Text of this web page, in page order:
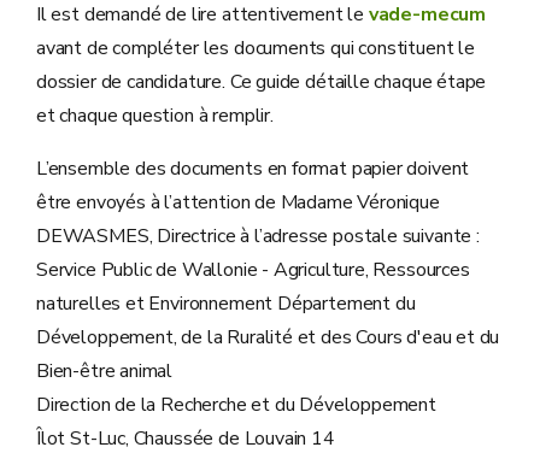
Il est demandé de lire attentivement le vade-mecum
avant de compléter les documents qui constituent le
dossier de candidature. Ce guide détaille chaque étape
et chaque question à remplir.
L’ensemble des documents en format papier doivent
être envoyés à l’attention de Madame Véronique
DEWASMES, Directrice à l’adresse postale suivante :
Service Public de Wallonie - Agriculture, Ressources
naturelles et Environnement Département du
Développement, de la Ruralité et des Cours d'eau et du
Bien-être animal
Direction de la Recherche et du Développement
Îlot St-Luc, Chaussée de Louvain 14